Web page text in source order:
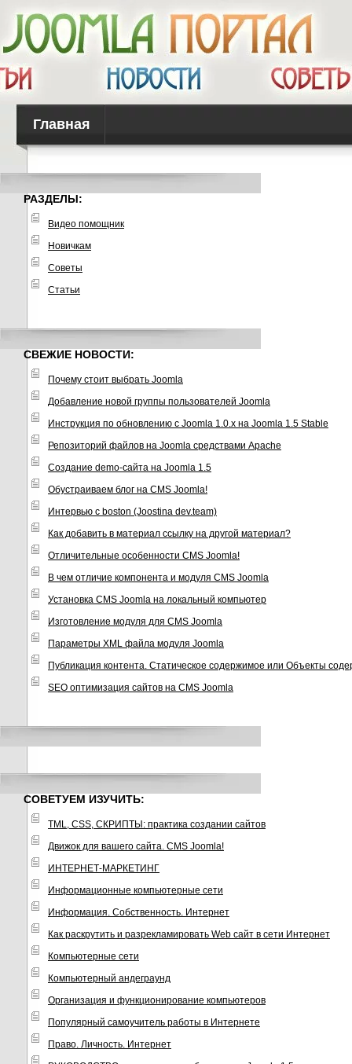
Главная
РАЗДЕЛЫ:
Видео помощник
Новичкам
Советы
Статьи
СВЕЖИЕ НОВОСТИ:
Почему стоит выбрать Joomla
Добавление новой группы пользователей Joomla
Инструкция по обновлению с Joomla 1.0.x на Joomla 1.5 Stable
Репозиторий файлов на Joomla средствами Apache
Создание demo-сайта на Joomla 1.5
Обустраиваем блог на CMS Joomla!
Интервью с boston (Joostina dev.team)
Как добавить в материал ссылку на другой материал?
Отличительные особенности CMS Joomla!
В чем отличие компонента и модуля CMS Joomla
Установка CMS Joomla на локальный компьютер
Изготовление модуля для CMS Joomla
Параметры XML файла модуля Joomla
Публикация контента. Статическое содержимое или Объекты
SEO оптимизация сайтов на CMS Joomla
СОВЕТУЕМ ИЗУЧИТЬ:
TML, CSS, СКРИПТЫ: практика создании сайтов
Движок для вашего сайта. CMS Joomla!
ИНТЕРНЕТ-МАРКЕТИНГ
Информационные компьютерные сети
Информация. Собственность. Интернет
Как раскрутить и разрекламировать Web сайт в сети Интернет
Компьютерные сети
Компьютерный андеграунд
Организация и функционирование компьютеров
Популярный самоучитель работы в Интернете
Право. Личность. Интернет